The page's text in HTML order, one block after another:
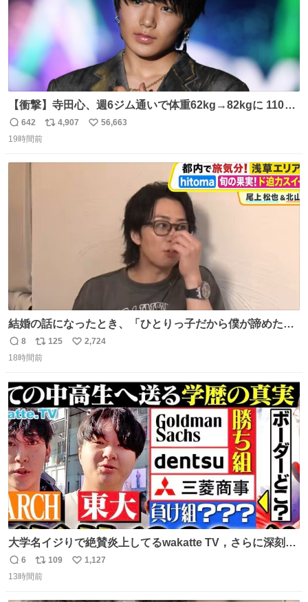
【衝撃】寺田心、週6ジム通いで体重62kg→82kgに 110kg
のベンチプレス持ち上げる姿披露
news.livedoor.com/article/detail… 元々自重のみだった
のためおにぎり10個、ゼリー飲料3～4本、パスタと毎日4
千kcalオーバーの食事を摂取し、増量したという。
返
信
642
リ
4,907
い
56,663
19時間前
結婚の話になったとき、「ひとりっ子だから僕が諦めた瞬
間に一族が潰える」「死ぬとき1人とか嫌」だから結婚願
望は"ある"って答えたものの、結局「（結婚は）向いてね
えて言葉を選んで、まるく収めてくれたんだなと思った
返
信
8
リ
ポ
ト
数
125
い
数
2,724
18時間前
大学名イジりで絶賛炎上してるwakatte TV，さらに深刻な
問題はこっちでは？ ・都内の特定企業に入るのを極度に推
奨し，それ以外の地域で堅実に生きるのを周縁化する ・恋
返
信
6
リ
ポ
109
い
1,127
13時間前